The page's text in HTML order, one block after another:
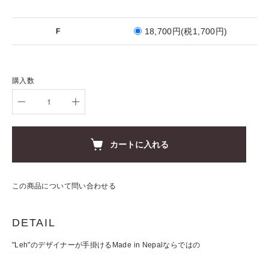
F 18,700円(税1,700円)
購入数
カートに入れる
この商品について問い合わせる
DETAIL
"Leh"のデザイナーが手掛けるMade in Nepalならではの